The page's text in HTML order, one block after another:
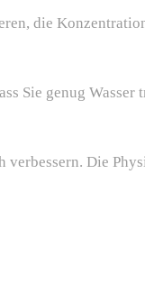
die
Sie genug
Die